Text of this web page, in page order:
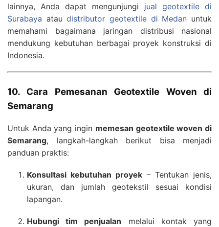
lainnya, Anda dapat mengunjungi jual geotextile di
Surabaya ataudistributor geotextile di Medan untuk
memahami bagaimana jaringan distribusi nasional
mendukung kebutuhan berbagai proyek konstruksi di
Indonesia.
10. Cara Pemesanan Geotextile Woven di
Semarang
Untuk Anda yang ingin memesan geotextile woven di
Semarang, langkah-langkah berikut bisa menjadi
panduan praktis:
Konsultasi kebutuhan proyek – Tentukan jenis,
ukuran, dan jumlah geotekstil sesuai kondisi
lapangan.
Hubungi tim penjualan melalui kontak yang